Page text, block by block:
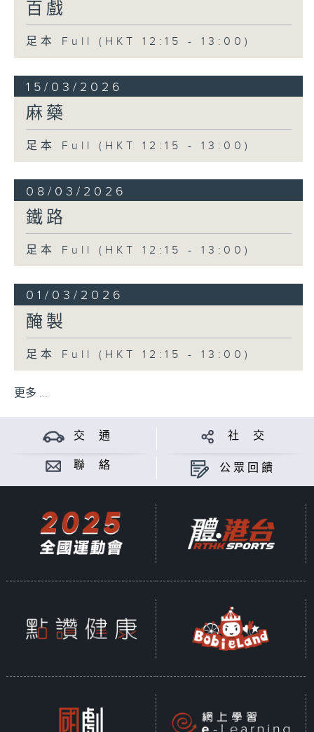
百戲
足本 Full (HKT 12:15 - 13:00)
15/03/2026
麻藥
足本 Full (HKT 12:15 - 13:00)
08/03/2026
鐵路
足本 Full (HKT 12:15 - 13:00)
01/03/2026
醃製
足本 Full (HKT 12:15 - 13:00)
更多 ...
交 通 社 交
聯 絡 公眾回饋